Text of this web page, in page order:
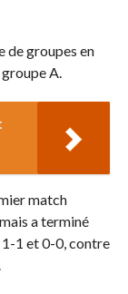
de groupes en
A.
match
a terminé
1-1 et 0-0, contre